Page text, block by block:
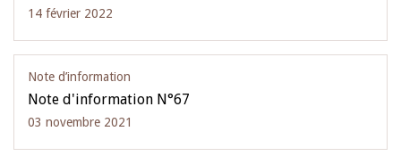
14 février 2022
Note d’information
Note d'information N°67
03 novembre 2021